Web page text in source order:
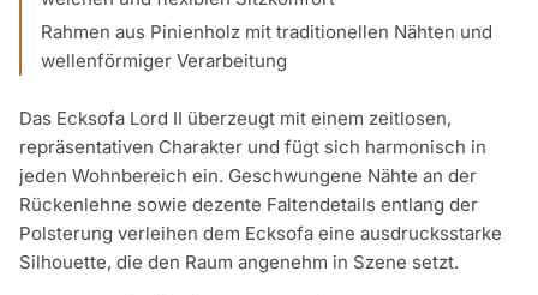
Rahmen aus Pinienholz mit traditionellen Nähten und
wellenförmiger Verarbeitung
Das Ecksofa Lord II überzeugt mit einem zeitlosen,
repräsentativen Charakter und fügt sich harmonisch in
jeden Wohnbereich ein. Geschwungene Nähte an der
Rückenlehne sowie dezente Faltendetails entlang der
Polsterung verleihen dem Ecksofa eine ausdrucksstarke
Silhouette, die den Raum angenehm in Szene setzt.